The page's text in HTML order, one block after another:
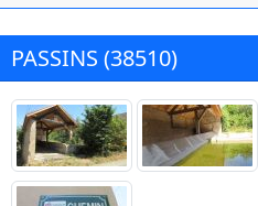
PASSINS (38510)